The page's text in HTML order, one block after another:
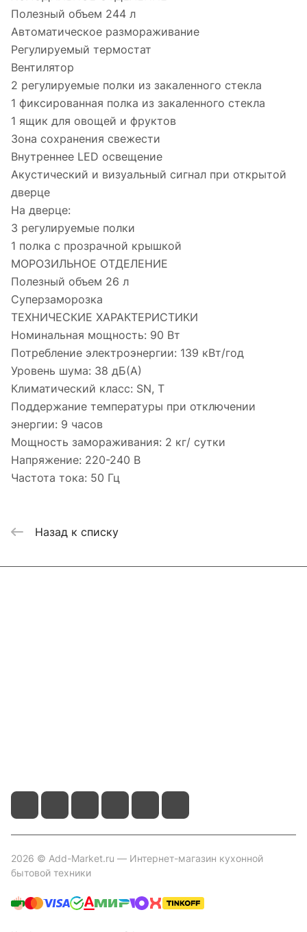
Полезный объем 244 л
Автоматическое размораживание
Регулируемый термостат
Вентилятор
2 регулируемые полки из закаленного стекла
1 фиксированная полка из закаленного стекла
1 ящик для овощей и фруктов
Зона сохранения свежести
Внутреннее LED освещение
Акустический и визуальный сигнал при открытой
дверце
На дверце:
3 регулируемые полки
1 полка с прозрачной крышкой
МОРОЗИЛЬНОЕ ОТДЕЛЕНИЕ
Полезный объем 26 л
Суперзаморозка
ТЕХНИЧЕСКИЕ ХАРАКТЕРИСТИКИ
Номинальная мощность: 90 Вт
Потребление электроэнергии: 139 кВт/год
Уровень шума: 38 дБ(А)
Климатический класс: SN, T
Поддержание температуры при отключении
энергии: 9 часов
Мощность замораживания: 2 кг/ сутки
Напряжение: 220-240 В
Частота тока: 50 Гц
Назад к списку
2026 © Add-Market.ru — Интернет-магазин кухонной
бытовой техники